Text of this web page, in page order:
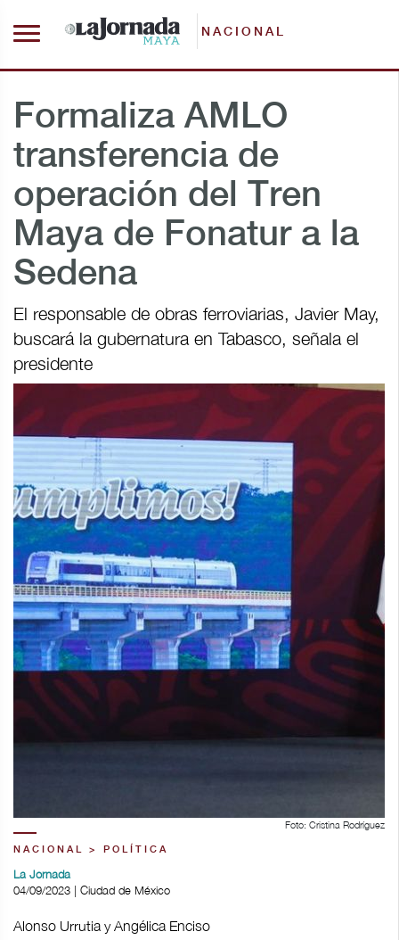
NACIONAL
Formaliza AMLO
transferencia de
operación del Tren
Maya de Fonatur a la
Sedena
El responsable de obras ferroviarias, Javier May,
buscará la gubernatura en Tabasco, señala el
presidente
Foto: Cristina Rodríguez
NACIONAL > POLÍTICA
La Jornada
04/09/2023 | Ciudad de México
Alonso Urrutia y Angélica Enciso